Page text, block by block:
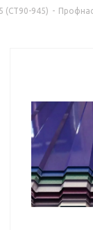
(СТ90-945) -